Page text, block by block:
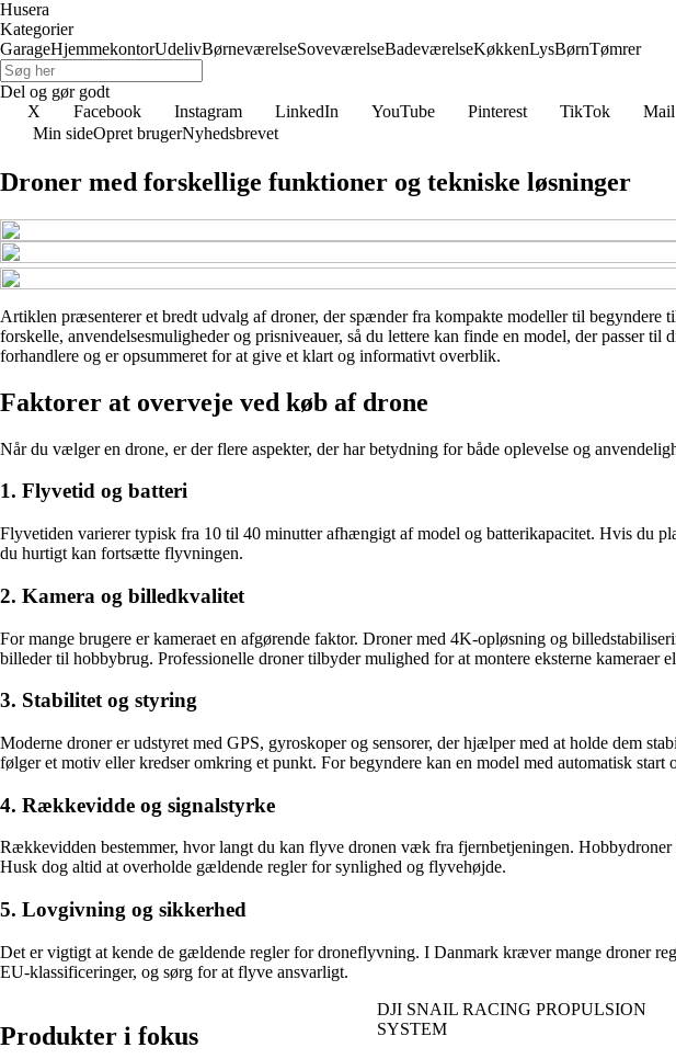
Husera
Kategorier
GarageHjemmekontorUdelivBørneværelseSoveværelseBadeværelseKøkkenLysBørnTømrer
Del og gør godt
X
Facebook Instagram LinkedIn YouTube Pinterest TikTok Mail
Min sideOpret brugerNyhedsbrevet
Droner med forskellige funktioner og tekniske løsninger
Artiklen præsenterer et bredt udvalg af droner, der spænder fra kompakte modeller til
forskelle, anvendelsesmuligheder og prisniveauer, så du lettere kan finde en model, der passer
forhandlere og er opsummeret for at give et klart og informativt overblik.
Faktorer at overveje ved køb af drone
Når du vælger en drone, er der flere aspekter, der har betydning for både oplevelse og
1. Flyvetid og batteri
Flyvetiden varierer typisk fra 10 til 40 minutter afhængigt af model og batterikapacitet. Hvis du
du hurtigt kan fortsætte flyvningen.
2. Kamera og billedkvalitet
For mange brugere er kameraet en afgørende faktor. Droner med 4K-opløsning og
billeder til hobbybrug. Professionelle droner tilbyder mulighed for at montere eksterne kameraer
3. Stabilitet og styring
Moderne droner er udstyret med GPS, gyroskoper og sensorer, der hjælper med at holde dem
følger et motiv eller kredser omkring et punkt. For begyndere kan en model med automatisk
4. Rækkevidde og signalstyrke
Rækkevidden bestemmer, hvor langt du kan flyve dronen væk fra fjernbetjeningen.
Husk dog altid at overholde gældende regler for synlighed og flyvehøjde.
5. Lovgivning og sikkerhed
Det er vigtigt at kende de gældende regler for droneflyvning. I Danmark kræver mange droner
EU-klassificeringer, og sørg for at flyve ansvarligt.
Produkter i fokus
DJI SNAIL RACING PROPULSION
SYSTEM